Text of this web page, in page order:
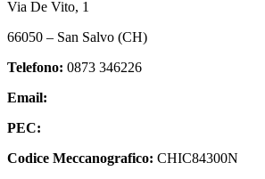
Via De Vito, 1
66050 – San Salvo (CH)
Telefono: 0873 346226
Email:
PEC:
Codice Meccanografico: CHIC84300N